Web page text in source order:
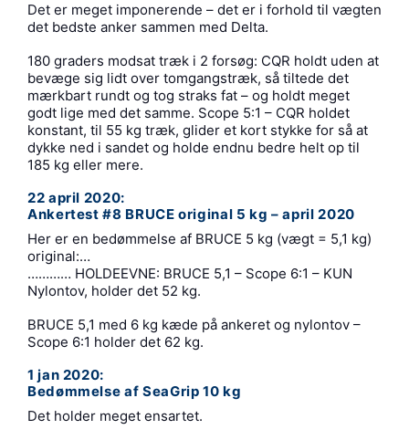
Det er meget imponerende – det er i forhold til vægten
det bedste anker sammen med Delta.
180 graders modsat træk i 2 forsøg: CQR holdt uden at
bevæge sig lidt over tomgangstræk, så tiltede det
mærkbart rundt og tog straks fat – og holdt meget
godt lige med det samme. Scope 5:1 – CQR holdet
konstant, til 55 kg træk, glider et kort stykke for så at
dykke ned i sandet og holde endnu bedre helt op til
185 kg eller mere.
22 april 2020:
Ankertest #8 BRUCE original 5 kg – april 2020
Her er en bedømmelse af BRUCE 5 kg (vægt = 5,1 kg)
original:…
………… HOLDEEVNE: BRUCE 5,1 – Scope 6:1 – KUN
Nylontov, holder det 52 kg.
BRUCE 5,1 med 6 kg kæde på ankeret og nylontov –
Scope 6:1 holder det 62 kg.
1 jan 2020:
Bedømmelse af SeaGrip 10 kg
Det holder meget ensartet.